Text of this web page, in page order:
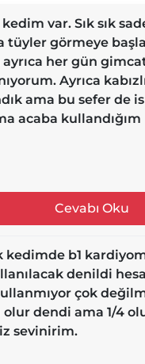
var. Sık sık
tüyler görmeye
ayrıca her gün
Ayrıca
ama bu sefer de
acaba
Cevabı Oku
kedimde b1
denildi
çok
dendi ama 1/4
sevinirim.